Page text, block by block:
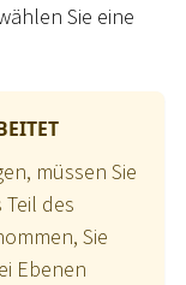
Sie eine
müssen Sie
des
Sie
Ebenen